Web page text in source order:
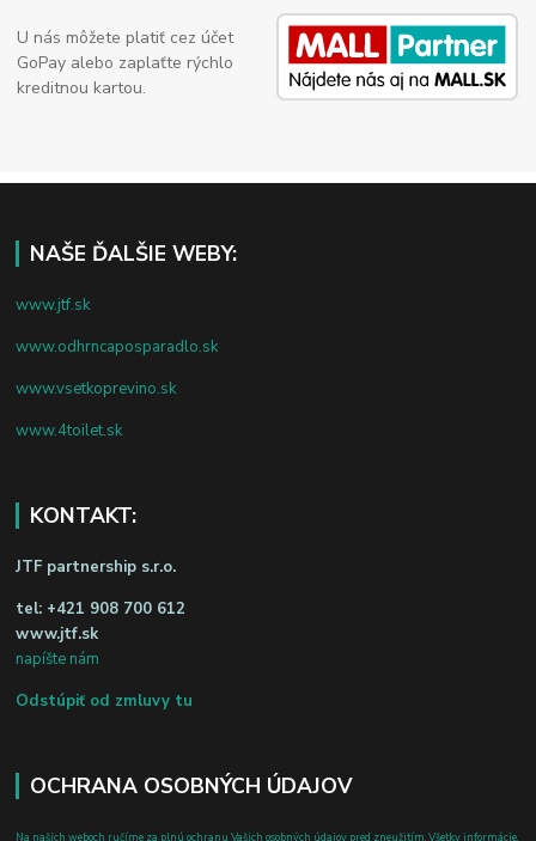
U nás môžete platiť cez účet
GoPay alebo zaplaťte rýchlo
kreditnou kartou.
NAŠE ĎALŠIE WEBY:
www.jtf.sk
www.odhrncaposparadlo.sk
www.vsetkoprevino.sk
www.4toilet.sk
KONTAKT:
JTF partnership s.r.o.
tel: +421 908 700 612
www.jtf.sk
napíšte nám
Odstúpiť od zmluvy tu
OCHRANA OSOBNÝCH ÚDAJOV
Na našich weboch ručíme za plnú ochranu Vašich osobných údajov pred zneužitím. Všetky informácie,